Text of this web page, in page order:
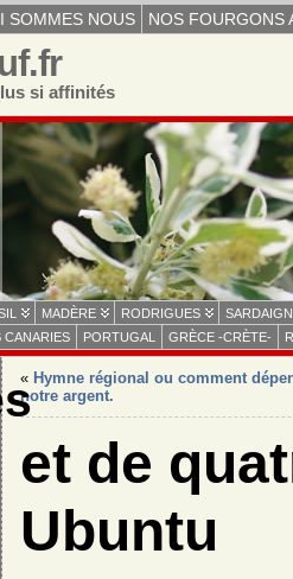
SOMMES NOUS NOS FOURGONS
si affinités
MADÈRE RODRIGUES
CANARIES PORTUGAL GRÈCE -CRÈTE-
« Hymne régional ou comment
notre argent.
et de
Ubuntu